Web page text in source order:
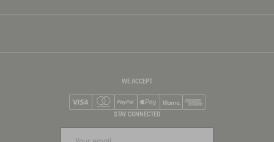
WE ACCEPT
Mastercard
PayPalApple Pay
STAY CONNECTED